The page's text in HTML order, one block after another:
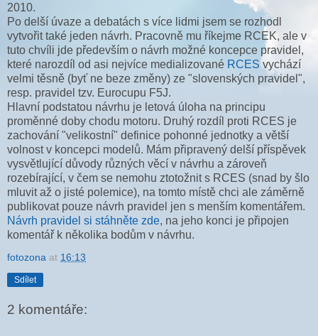
2010.
Po delší úvaze a debatách s více lidmi jsem se rozhodl
vytvořit také jeden návrh. Pracovně mu říkejme RCEK, ale v
tuto chvíli jde především o návrh možné koncepce pravidel,
které narozdíl od asi nejvíce medializované RCES vychází
velmi těsně (byť ne beze změny) ze "slovenských pravidel",
resp. pravidel tzv. Eurocupu F5J.
Hlavní podstatou návrhu je letová úloha na principu
proměnné doby chodu motoru. Druhý rozdíl proti RCES je
zachování "velikostní" definice pohonné jednotky a větší
volnost v koncepci modelů. Mám připravený delší příspěvek
vysvětlující důvody různých věcí v návrhu a zároveň
rozebírající, v čem se nemohu ztotožnit s RCES (snad by šlo
mluvit až o jisté polemice), na tomto místě chci ale záměrně
publikovat pouze návrh pravidel jen s menším komentářem.
Návrh pravidel si stáhněte zde, na jeho konci je připojen
komentář k několika bodům v návrhu.
fotozona at 16:13
Sdílet
2 komentáře: